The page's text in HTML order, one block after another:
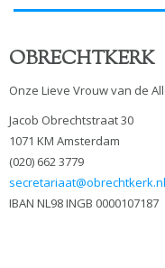
OBRECHTKERK
Onze Lieve Vrouw van de
Jacob Obrechtstraat 30
1071 KM Amsterdam
(020) 662 3779
secretariaat@obrechtkerk.nl
IBAN NL98 INGB 0000107187